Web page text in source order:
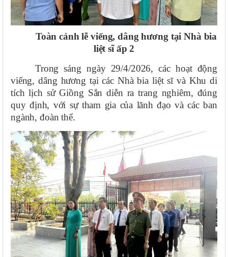
Toàn cảnh lễ viếng, dâng hương tại Nhà bia
liệt sĩ ấp 2
Trong sáng ngày 29/4/2026, các hoạt động
viếng, dâng hương tại các Nhà bia liệt sĩ và Khu di
tích lịch sử Giồng Sắn diễn ra trang nghiêm, đúng
quy định, với sự tham gia của lãnh đạo và các ban
ngành, đoàn thể.